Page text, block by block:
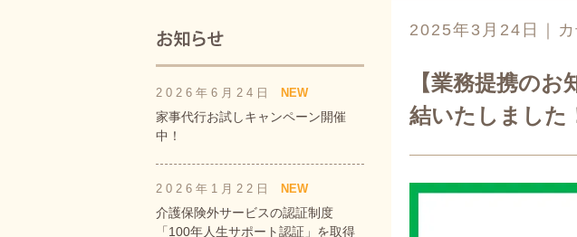
2025年3月24日｜
【業務提携の
結いたしました
2026年6月24日 NEW
家事代行お試しキャンペーン開催
中！
2026年1月22日 NEW
介護保険外サービスの認証制度
「100年人生サポート認証」を取得